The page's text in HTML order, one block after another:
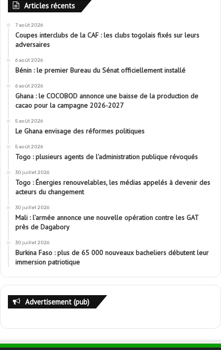
Articles récents
7 août 2026
Coupes interclubs de la CAF : les clubs togolais fixés sur leurs
adversaires
6 août 2026
Bénin : le premier Bureau du Sénat officiellement installé
6 août 2026
Ghana : le COCOBOD annonce une baisse de la production de
cacao pour la campagne 2026-2027
5 août 2026
Le Ghana envisage des réformes politiques
5 août 2026
Togo : plusieurs agents de l’administration publique révoqués
30 juillet 2026
Togo : Énergies renouvelables, les médias appelés à devenir des
acteurs du changement
30 juillet 2026
Mali : l’armée annonce une nouvelle opération contre les GAT
près de Dagabory
30 juillet 2026
Burkina Faso : plus de 65 000 nouveaux bacheliers débutent leur
immersion patriotique
Advertisement (pub)